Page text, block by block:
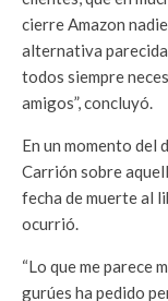
cierre Amazon
alternativa
todos siempre
amigos”, concluyó.
En un momento del
Carrión sobre
fecha de muerte al
ocurrió.
“Lo que me parece
gurúes ha pedido